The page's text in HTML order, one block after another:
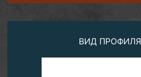
ВИД ПРОФИЛЯ